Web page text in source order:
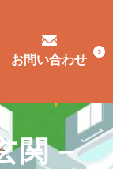
お問い合わせ
関－